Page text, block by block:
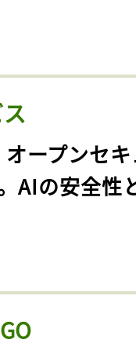
オープンセ
AIの安全性